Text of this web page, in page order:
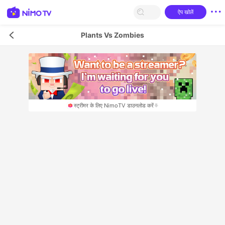
ऐप खोलें
Plants Vs Zombies
स्‍ट्रीमर के लिए NimoTV डाउनलोड करें